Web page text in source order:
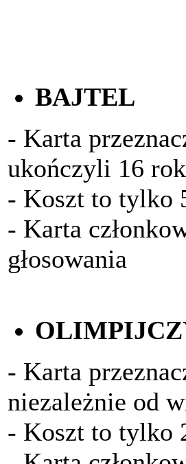
BAJTEL
- Karta
ukończyli 16
- Koszt to tylko
- Karta
głosowania
- Karta
niezależnie od
- Koszt to tylko